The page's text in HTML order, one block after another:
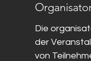
Die
der
von